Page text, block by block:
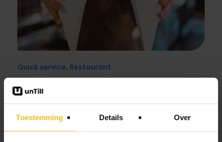
Toestemming Details Over
Quick service, Restaurant
Het Friethuys stuurt gericht op verbeterpunten